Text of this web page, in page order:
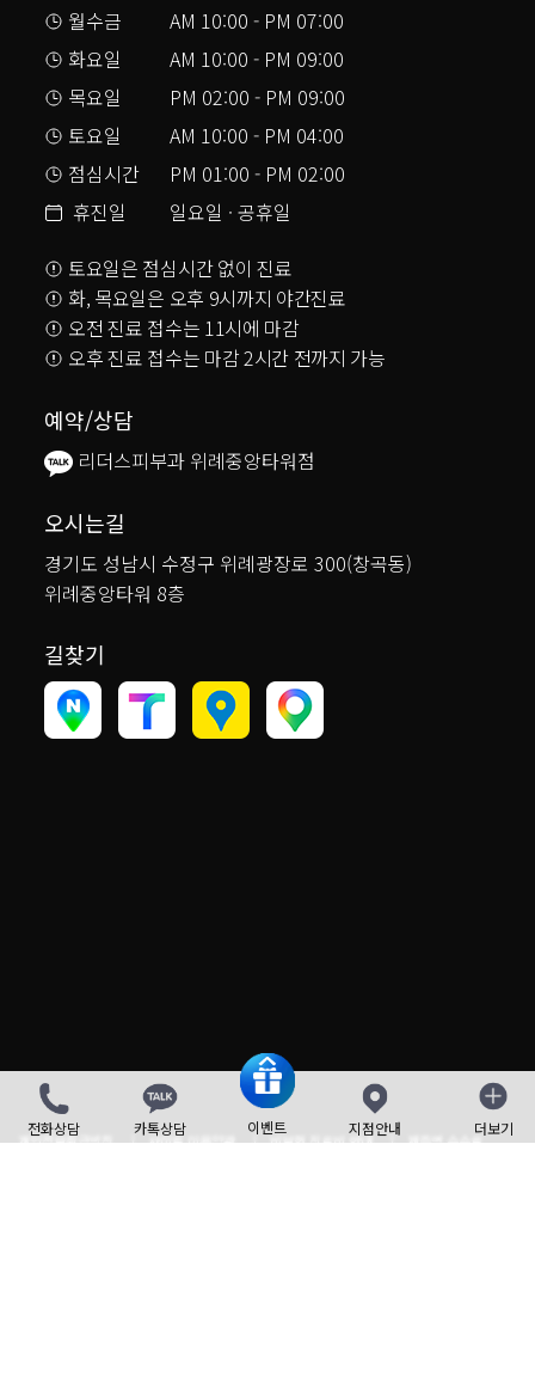
월수금
AM 10:00 - PM 07:00
화요일
AM 10:00 - PM 09:00
목요일
PM 02:00 - PM 09:00
토요일
AM 10:00 - PM 04:00
점심시간
PM 01:00 - PM 02:00
휴진일
일요일 · 공휴일
토요일은 점심시간 없이 진료
화, 목요일은 오후 9시까지 야간진료
오전 진료 접수는 11시에 마감
오후 진료 접수는 마감 2시간 전까지 가능
예약/상담
리더스피부과 위례중앙타워점
오시는길
경기도 성남시 수정구 위례광장로 300(창곡동)
위례중앙타워 8층
길찾기
개인정보취급방침 사이트 이용약관 비보험 진료비 안내 제증명 수수료
닫기
전화상담 카톡상담 이벤트 지점안내 더보기